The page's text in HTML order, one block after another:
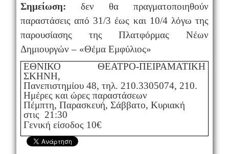
Σημείωση: δεν θα πραγματοποιηθούν
παραστάσεις από 31/3 έως και 10/4 λόγω της
παρουσίασης της Πλατφόρμας Νέων
Δημιουργών – «Θέμα Εμφύλιος»
ΕΘΝΙΚΟ ΘΕΑΤΡΟ-ΠΕΙΡΑΜΑΤΙΚΗ
ΣΚΗΝΗ,
Πανεπιστημίου 48, τηλ. 210.3305074, 210.
Ημέρες και ώρες παραστάσεων
Πέμπτη, Παρασκευή, Σάββατο, Κυριακή
στις 21:30
Γενική είσοδος 10€